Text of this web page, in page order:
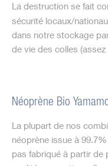
La destruction se fait
sécurité locaux/
dans notre stockage
de vie des colles (assez
Néoprène Bio
La plupart de nos
néoprène issue à
pas fabriqué à partir de